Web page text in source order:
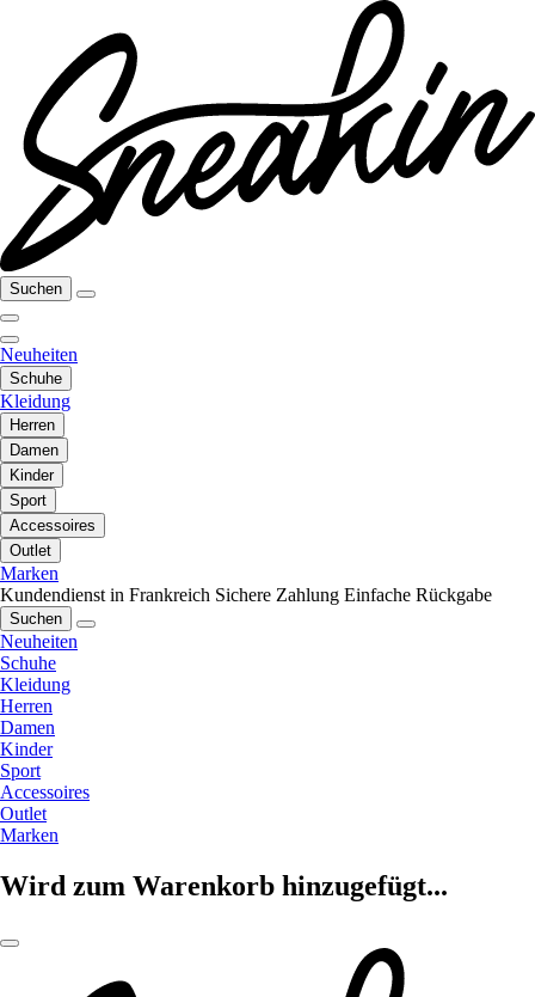
Suchen
Neuheiten
Schuhe
Kleidung
Herren
Damen
Kinder
Sport
Accessoires
Outlet
Marken
Kundendienst in Frankreich Sichere Zahlung Einfache Rückgabe
Suchen
Neuheiten
Schuhe
Kleidung
Herren
Damen
Kinder
Sport
Accessoires
Outlet
Marken
Wird zum Warenkorb hinzugefügt...